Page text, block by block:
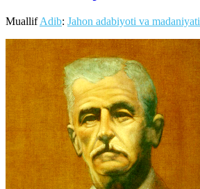
MuallifAdib: Jahon adabiyoti va madaniyati